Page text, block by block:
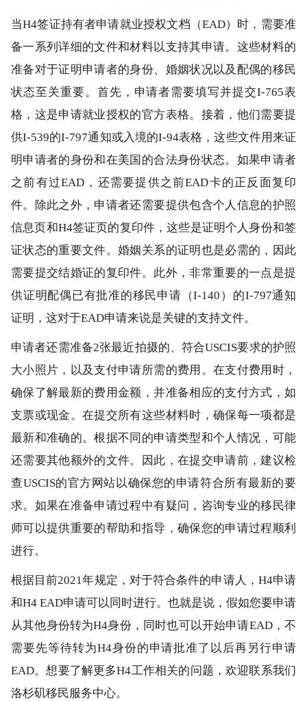
当H4签证持有者申请就业授权文档（EAD）时，需要准
备一系列详细的文件和材料以支持其申请。这些材料的
准备对于证明申请者的身份、婚姻状况以及配偶的移民
状态至关重要。首先，申请者需要填写并提交I-765表
格，这是申请就业授权的官方表格。接着，他们需要提
供I-539的I-797通知或入境的I-94表格，这些文件用来证
明申请者的身份和在美国的合法身份状态。如果申请者
之前有过EAD，还需要提供之前EAD卡的正反面复印
件。除此之外，申请者还需要提供包含个人信息的护照
信息页和H4签证页的复印件，这些是证明个人身份和签
证状态的重要文件。婚姻关系的证明也是必需的，因此
需要提交结婚证的复印件。此外，非常重要的一点是提
供证明配偶已有批准的移民申请（I-140）的I-797通知
证明，这对于EAD申请来说是关键的支持文件。
申请者还需准备2张最近拍摄的、符合USCIS要求的护照
大小照片，以及支付申请所需的费用。在支付费用时，
确保了解最新的费用金额，并准备相应的支付方式，如
支票或现金。在提交所有这些材料时，确保每一项都是
最新和准确的。根据不同的申请类型和个人情况，可能
还需要其他额外的文件。因此，在提交申请前，建议检
查USCIS的官方网站以确保您的申请符合所有最新的要
求。如果在准备申请过程中有疑问，咨询专业的移民律
师可以提供重要的帮助和指导，确保您的申请过程顺利
进行。
根据目前2021年规定，对于符合条件的申请人，H4申请
和H4 EAD申请可以同时进行。也就是说，假如您要申请
从其他身份转为H4身份，同时也可以开始申请EAD，不
需要先等待转为H4身份的申请批准了以后再另行申请
EAD。想要了解更多H4工作相关的问题，欢迎联系我们
洛杉矶移民服务中心。